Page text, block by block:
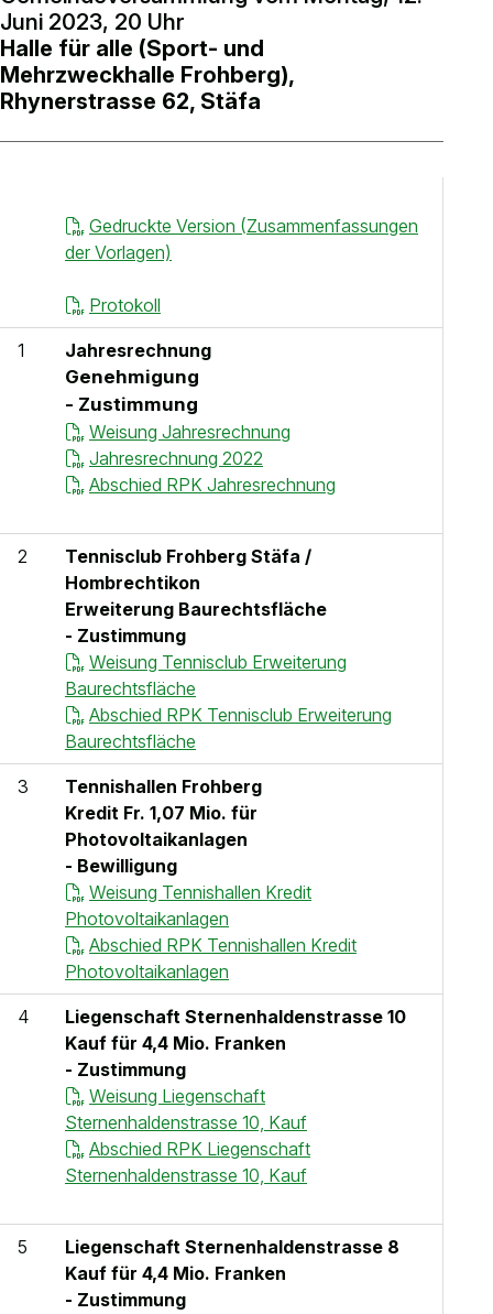
Kontakt
Anlässe anmelden
Nachhaltigkeit
Juni 2023, 20 Uhr
Halle für alle (Sport- und
Mehrzweckhalle Frohberg),
Rhynerstrasse 62, Stäfa
Gedruckte Version (Zusammenfassungen
der Vorlagen)
Protokoll
1
Jahresrechnung
Genehmigung
- Zustimmung
Weisung Jahresrechnung
Jahresrechnung 2022
Abschied RPK Jahresrechnung
2
Tennisclub Frohberg Stäfa /
Hombrechtikon
Erweiterung Baurechtsfläche
- Zustimmung
Weisung Tennisclub Erweiterung
Baurechtsfläche
Abschied RPK Tennisclub Erweiterung
Baurechtsfläche
3
Tennishallen Frohberg
Kredit Fr. 1,07 Mio. für
Photovoltaikanlagen
- Bewilligung
Weisung Tennishallen Kredit
Photovoltaikanlagen
Abschied RPK Tennishallen Kredit
Photovoltaikanlagen
4
Liegenschaft Sternenhaldenstrasse 10
Kauf für 4,4 Mio. Franken
- Zustimmung
Weisung Liegenschaft
Sternenhaldenstrasse 10, Kauf
Abschied RPK Liegenschaft
Sternenhaldenstrasse 10, Kauf
5
Liegenschaft Sternenhaldenstrasse 8
Kauf für 4,4 Mio. Franken
- Zustimmung